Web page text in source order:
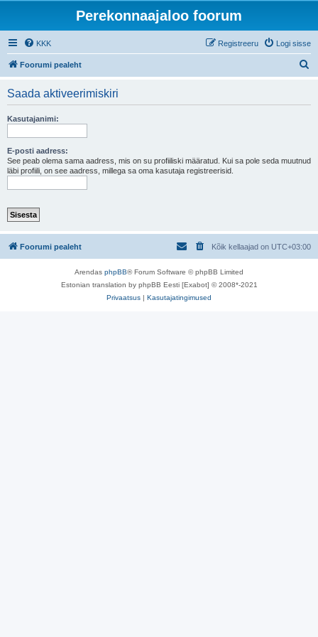
Perekonnaajaloo foorum
KKK Logi sisse
Registreeru
Foorumi pealeht
Saada aktiveerimiskiri
Kasutajanimi:
E-posti aadress:
See peab olema sama aadress, mis on su profiiliski määratud. Kui sa pole seda muutnud
läbi profiili, on see aadress, millega sa oma kasutaja registreerisid.
Foorumi pealeht Kõik kellaajad on UTC+03:00
Arendas phpBB® Forum Software © phpBB Limited
Estonian translation by phpBB Eesti [Exabot] © 2008*-2021
Privaatsus | Kasutajatingimused